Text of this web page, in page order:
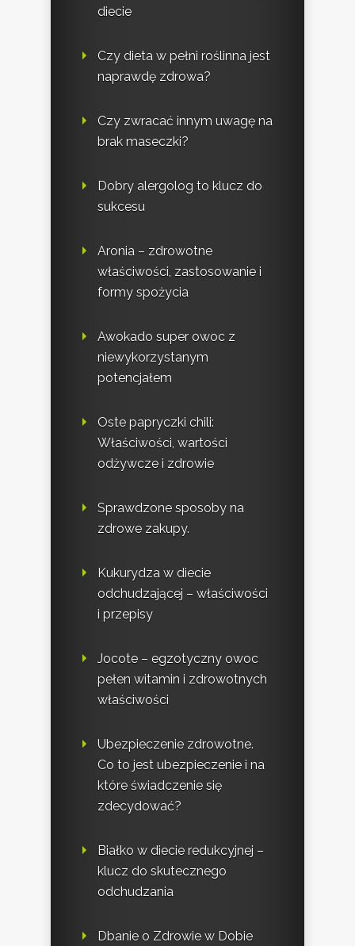
diecie
Czy dieta w pełni roślinna jest
naprawdę zdrowa?
Czy zwracać innym uwagę na
brak maseczki?
Dobry alergolog to klucz do
sukcesu
Aronia – zdrowotne
właściwości, zastosowanie i
formy spożycia
Awokado super owoc z
niewykorzystanym
potencjałem
Oste papryczki chili:
Właściwości, wartości
odżywcze i zdrowie
Sprawdzone sposoby na
zdrowe zakupy.
Kukurydza w diecie
odchudzającej – właściwości
i przepisy
Jocote – egzotyczny owoc
pełen witamin i zdrowotnych
właściwości
Ubezpieczenie zdrowotne.
Co to jest ubezpieczenie i na
które świadczenie się
zdecydować?
Białko w diecie redukcyjnej –
klucz do skutecznego
odchudzania
Dbanie o Zdrowie w Dobie